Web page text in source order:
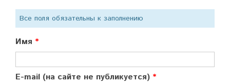
Все поля обязательны к заполнению
Имя
E-mail (на сайте не публикуется)